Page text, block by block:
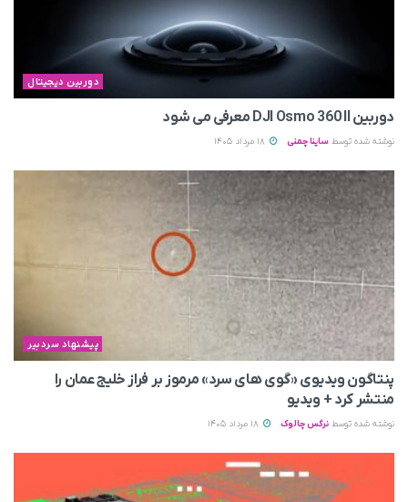
دوربین دیجیتال
دوربین DJI Osmo 360 II معرفی می‌ شود
نوشته شده توسط ساینا چمنی
پیشنهاد سردبیر
پنتاگون ویدیوی «گوی های سرد» مرموز بر فراز خلیج عمان را
منتشر کرد + ویدیو
نوشته شده توسط نرگس چالوک